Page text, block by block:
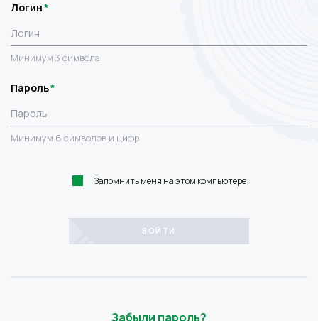
Логин
Минимум 3 символа
Пароль
Минимум 6 символов и цифр
Запомнить меня на этом компьютере
Забыли пароль?